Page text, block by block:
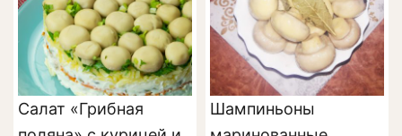
Салат «Грибная
Шампиньоны